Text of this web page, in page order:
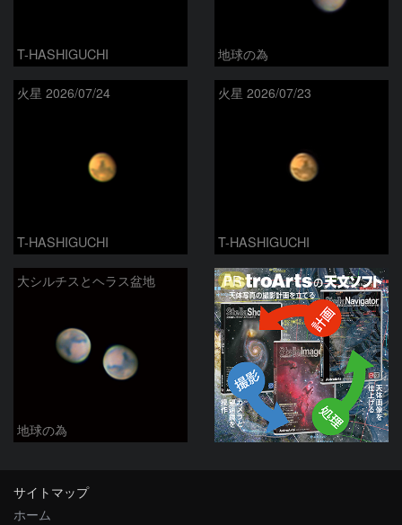
T-HASHIGUCHI 地球の為
火星 2026/07/24
T-HASHIGUCHI
火星 2026/07/23
T-HASHIGUCHI
大シルチスとヘラス盆地
地球の為
PR
サイトマップ
ホーム